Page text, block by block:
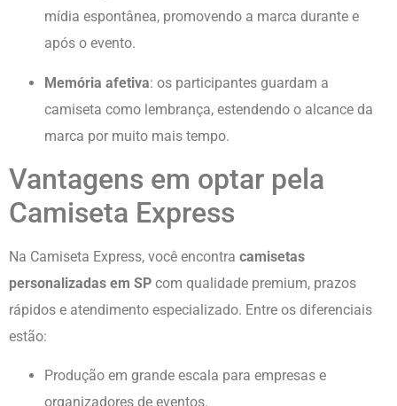
mídia espontânea, promovendo a marca durante e
após o evento.
Memória afetiva: os participantes guardam a
camiseta como lembrança, estendendo o alcance da
marca por muito mais tempo.
Vantagens em optar pela
Camiseta Express
Na Camiseta Express, você encontra camisetas
personalizadas em SP com qualidade premium, prazos
rápidos e atendimento especializado. Entre os diferenciais
estão:
Produção em grande escala para empresas e
organizadores de eventos.